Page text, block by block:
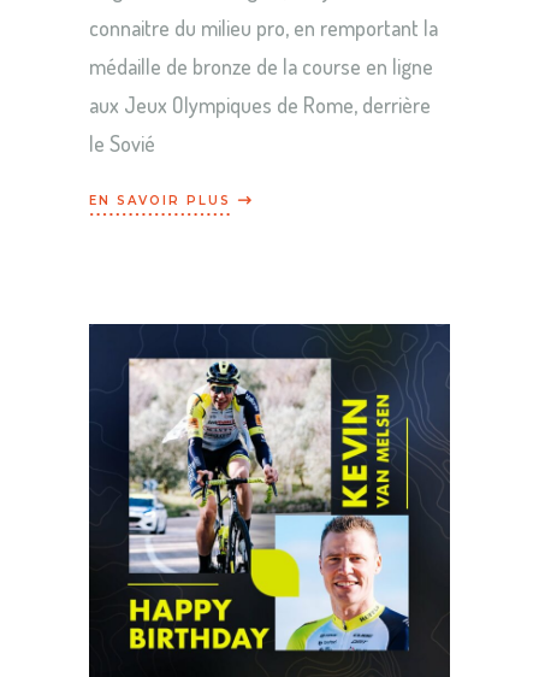
connaitre du milieu pro, en remportant la
médaille de bronze de la course en ligne
aux Jeux Olympiques de Rome, derrière
le Sovié